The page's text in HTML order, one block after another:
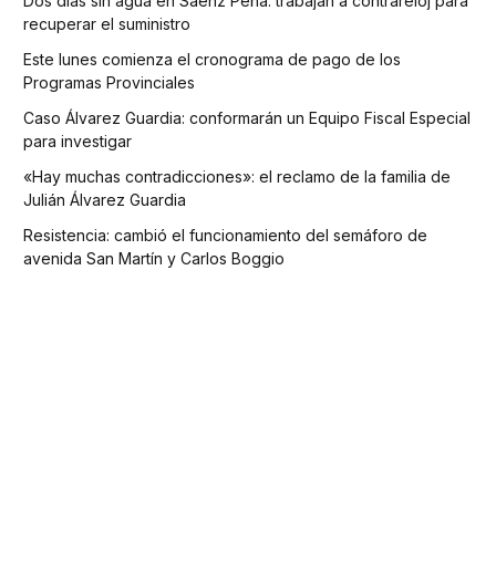
recuperar el suministro
Este lunes comienza el cronograma de pago de los
Programas Provinciales
Caso Álvarez Guardia: conformarán un Equipo Fiscal Especial
para investigar
«Hay muchas contradicciones»: el reclamo de la familia de
Julián Álvarez Guardia
Resistencia: cambió el funcionamiento del semáforo de
avenida San Martín y Carlos Boggio